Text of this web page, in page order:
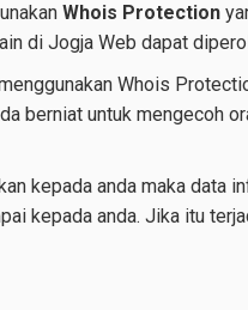
Whois Protection
di Jogja Web dapat
Whois
berniat untuk mengecoh
kepada anda maka data
kepada anda. Jika itu